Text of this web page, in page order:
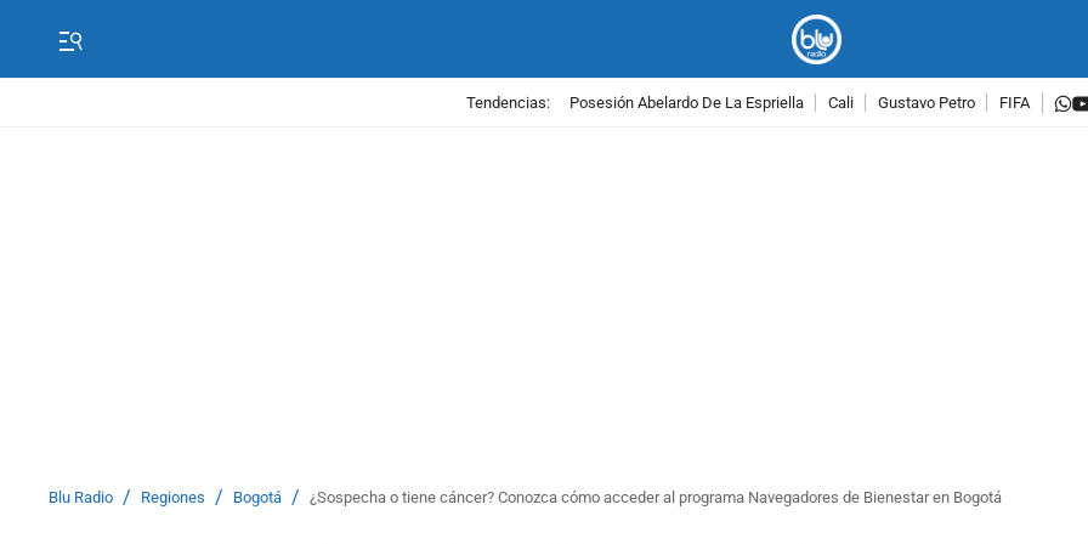
Tendencias: Posesión Abelardo De La Espriella Cali Gustavo Petro FIFA
Blu Radio / Regiones / Bogotá / ¿Sospecha o tiene cáncer? Conozca cómo acceder al programa Navegadores de Bienestar en Bogotá